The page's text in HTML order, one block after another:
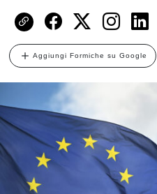
Aggiungi Formiche su Google